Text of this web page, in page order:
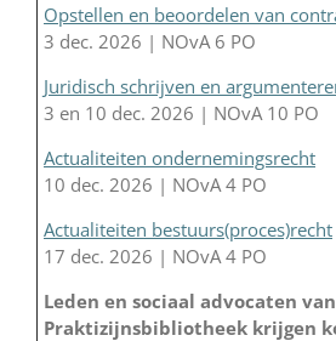
Opstellen en beoordelen van
3 dec. 2026 | NOvA 6 PO
Juridisch schrijven en
3 en 10 dec. 2026 | NOvA 10 PO
Actualiteiten ondernemingsrecht
10 dec. 2026 | NOvA 4 PO
Actualiteiten bestuurs(proces)recht
17 dec. 2026 | NOvA 4 PO
Leden en sociaal advocaten
Praktizijnsbibliotheek krijgen